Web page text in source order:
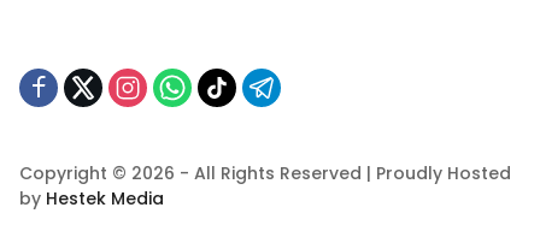
Copyright © 2026 - All Rights Reserved | Proudly Hosted
by Hestek Media